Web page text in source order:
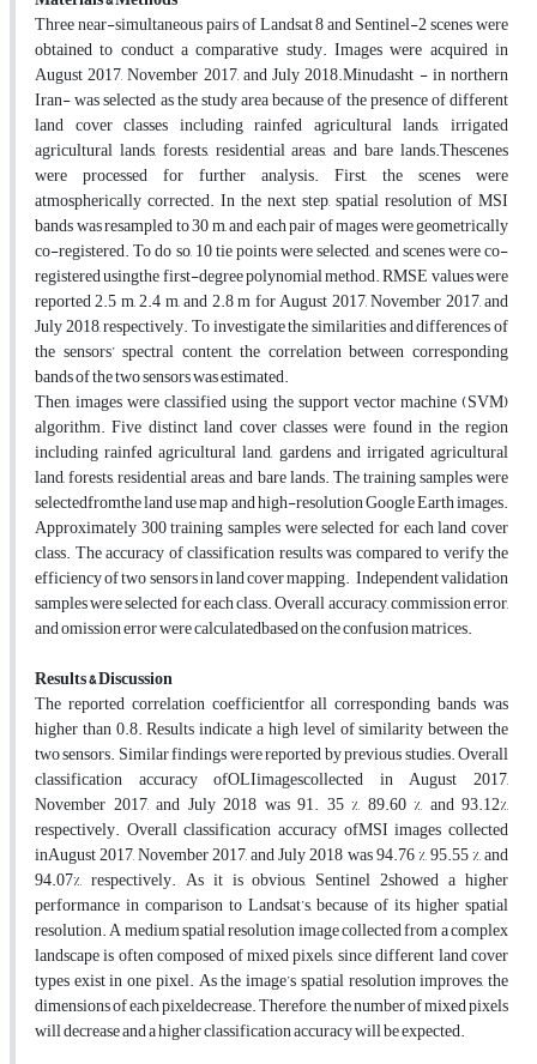
Three near-simultaneous pairs of Landsat 8 and Sentinel-2 scenes were
obtained to conduct a comparative study. Images were acquired in
August 2017, November 2017, and July 2018.Minudasht - in northern
Iran- was selected as the study area because of the presence of different
land cover classes including rainfed agricultural lands, irrigated
agricultural lands, forests, residential areas, and bare lands.Thescenes
were processed for further analysis. First, the scenes were
atmospherically corrected. In the next step, spatial resolution of MSI
bands was resampled to 30 m, and each pair of mages were geometrically
co-registered. To do so, 10 tie points were selected, and scenes were co-
registered usingthe first-degree polynomial method. RMSE values were
reported 2.5 m, 2.4 m, and 2.8 m for August 2017, November 2017, and
July 2018, respectively. To investigate the similarities and differences of
the sensors’ spectral content, the correlation between corresponding
bands of the two sensors was estimated.
Then, images were classified using the support vector machine (SVM)
algorithm. Five distinct land cover classes were found in the region
including rainfed agricultural land, gardens and irrigated agricultural
land, forests, residential areas, and bare lands. The training samples were
selectedfromthe land use map and high-resolution Google Earth images.
Approximately 300 training samples were selected for each land cover
class. The accuracy of classification results was compared to verify the
efficiency of two sensors in land cover mapping. Independent validation
samples were selected for each class. Overall accuracy, commission error,
and omission error were calculatedbased on the confusion matrices.
Results & Discussion
The reported correlation coefficientfor all corresponding bands was
higher than 0.8. Results indicate a high level of similarity between the
two sensors. Similar findings were reported by previous studies. Overall
classification accuracy ofOLIimagescollected in August 2017,
November 2017, and July 2018 was 91. 35 %, 89.60 %, and 93.12%,
respectively. Overall classification accuracy ofMSI images collected
inAugust 2017, November 2017, and July 2018 was 94.76 %, 95.55 %, and
94.07%, respectively. As it is obvious, Sentinel 2showed a higher
performance in comparison to Landsat’s, because of its higher spatial
resolution. A medium spatial resolution image collected from a complex
landscape is often composed of mixed pixels, since different land cover
types exist in one pixel. As the image’s spatial resolution improves, the
dimensions of each pixeldecrease. Therefore, the number of mixed pixels
will decrease and a higher classification accuracy will be expected.